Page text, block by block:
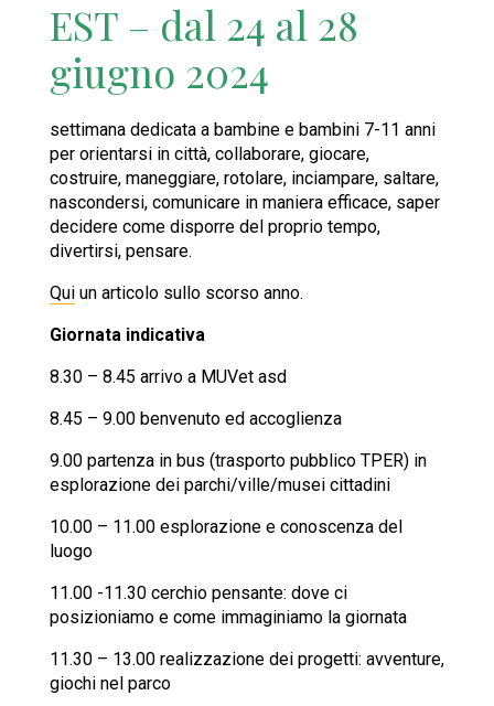
EST – dal 24 al 28
giugno 2024
settimana dedicata a bambine e bambini 7-11 anni
per orientarsi in città, collaborare, giocare,
costruire, maneggiare, rotolare, inciampare, saltare,
nascondersi, comunicare in maniera efficace, saper
decidere come disporre del proprio tempo,
divertirsi, pensare.
Quiun articolo sullo scorso anno.
Giornata indicativa
8.30 – 8.45 arrivo a MUVet asd
8.45 – 9.00 benvenuto ed accoglienza
9.00 partenza in bus (trasporto pubblico TPER) in
esplorazione dei parchi/ville/musei cittadini
10.00 – 11.00 esplorazione e conoscenza del
luogo
11.00 -11.30 cerchio pensante: dove ci
posizioniamo e come immaginiamo la giornata
11.30 – 13.00 realizzazione dei progetti: avventure,
giochi nel parco